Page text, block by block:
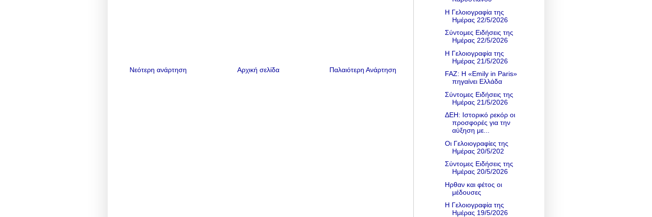
Νεότερη ανάρτηση Παλαιότερη Ανάρτηση
Αρχική σελίδα
Η Γελοιογραφία της
Ημέρας 22/5/2026
Σύντομες Ειδήσεις της
Ημέρας 22/5/2026
Η Γελοιογραφία της
Ημέρας 21/5/2026
FAZ: Η «Emily in Paris»
πηγαίνει Ελλάδα
Σύντομες Ειδήσεις της
Ημέρας 21/5/2026
ΔΕΗ: Ιστορικό ρεκόρ οι
προσφορές για την
αύξηση με...
Οι Γελοιογραφίες της
Ημέρας 20/5/202
Σύντομες Ειδήσεις της
Ημέρας 20/5/2026
Ηρθαν και φέτος οι
μέδουσες
Η Γελοιογραφία της
Ημέρας 19/5/2026